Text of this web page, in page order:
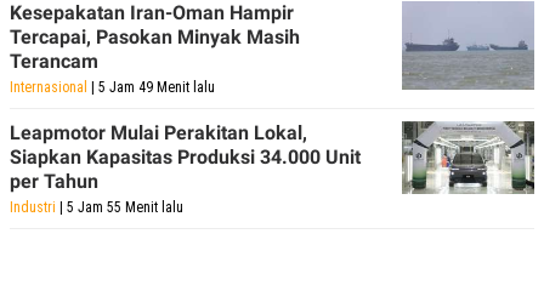
Kesepakatan Iran-Oman Hampir
Tercapai, Pasokan Minyak Masih
Terancam
Internasional | 5 Jam 49 Menit lalu
Leapmotor Mulai Perakitan Lokal,
Siapkan Kapasitas Produksi 34.000 Unit
per Tahun
Industri | 5 Jam 55 Menit lalu